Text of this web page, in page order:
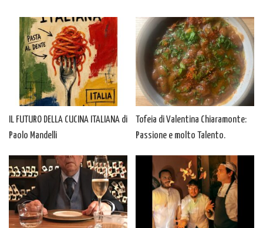
IL FUTURO DELLA CUCINA ITALIANA di
Paolo Mandelli
Tofeia di Valentina Chiaramonte:
Passione e molto Talento.